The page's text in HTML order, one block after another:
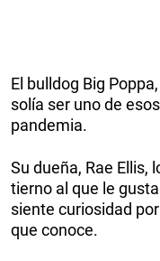
El bulldog Big
solía ser uno de
pandemia.
Su dueña, Rae Ellis,
tierno al que le
siente curiosidad
que conoce.